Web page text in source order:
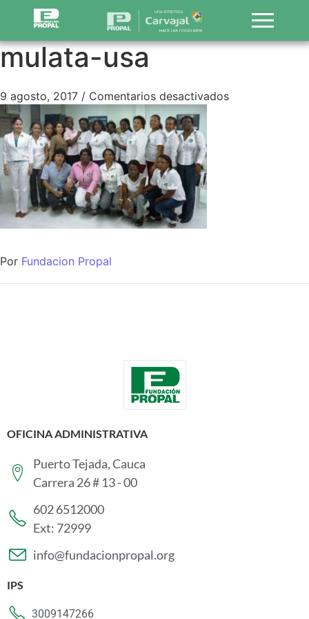
mulata-usa
9 agosto, 2017 / Comentarios desactivados
Por Fundacion Propal
OFICINA ADMINISTRATIVA
Puerto Tejada, Cauca
Carrera 26 # 13 - 00
602 6512000
Ext: 72999
info@fundacionpropal.org
IPS
3009147266